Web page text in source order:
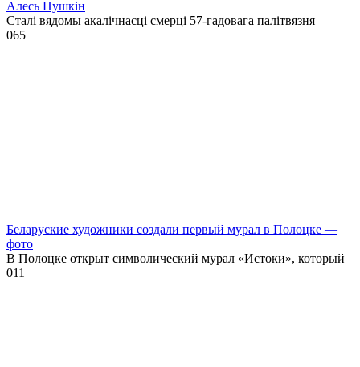
Алесь Пушкін
Сталі вядомы акалічнасці смерці 57-гадовага палітвязня
065
Беларуские художники создали первый мурал в Полоцке —
фото
В Полоцке открыт символический мурал «Истоки», который
011